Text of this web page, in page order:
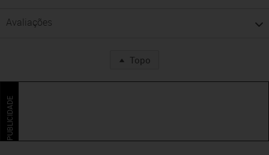
Avaliações
Topo
PUBLICIDADE